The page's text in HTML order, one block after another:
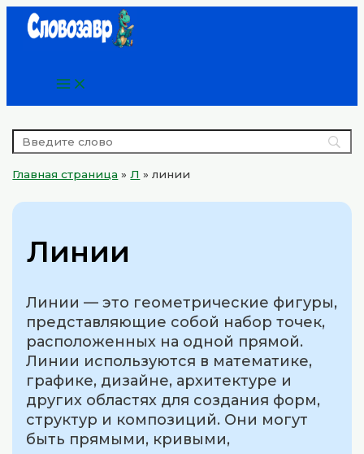
ПерейтиMain
Главная страница »Л »линии
Линии
Линии — это геометрические фигуры,
представляющие собой набор точек,
расположенных на одной прямой.
Линии используются в математике,
графике, дизайне, архитектуре и
других областях для создания форм,
структур и композиций. Они могут
быть прямыми, кривыми,